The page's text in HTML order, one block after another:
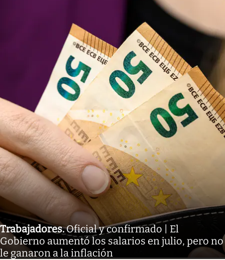
Trabajadores.Oficial y confirmado | El
Gobierno aumentó los salarios en julio, pero no
le ganaron a la inflación